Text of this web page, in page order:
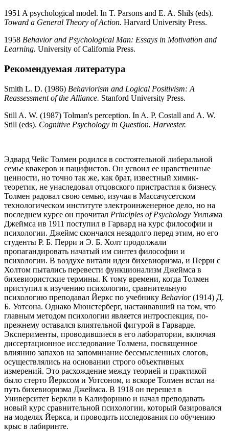
1951 A psychological model. In T. Parsons and E. A. Shils (eds).
Toward a General Theory of Action. Harvard University Press.
1958 Behavior and Psychological Man: Essays in Motivation and
Learning. University of California Press.
Рекомендуемая литература
Smith L. D. (1986) Behaviorism and Logical Positivism: A
Reassessment of the Alliance. Stanford University Press.
Still A. W. (1987) Tolman's perception. In A. P. Costall and A. W.
Still (eds). Cognitive Psychology in Question. Harvester.
Эдвард Чейс Толмен родился в состоятельной либеральной
семье квакеров и пацифистов. Он усвоил ее нравственные
ценности, но точно так же, как брат, известный химик-
теоретик, не унаследовал отцовского пристрастия к бизнесу.
Толмен радовал свою семью, изучая в Массачусетском
технологическом институте электроинженерное дело, но на
последнем курсе он прочитал Principles of Psychology Уильяма
Джеймса ив 1911 поступил в Гарвард на курс философии и
психологии. Джеймс скончался незадолго перед этим, но его
студенты Р. Б. Перри и Э. Б. Холт продолжали
пропагандировать начатый им синтез философии и
психологии. В воздухе витали идеи бихевиоризма, и Перри с
Холтом пытались перевести функционализм Джеймса в
бихевиористские термины. К тому времени, когда Толмен
приступил к изучению психологии, сравнительную
психологию преподавал Йеркс по учебнику Behavior(1914) Д.
Б. Уотсона. Однако Мюнстерберг, настаивавший на том, что
главным методом психологии является интроспекция, по-
прежнему оставался влиятельной фигурой в Гарварде.
Эксперименты, проводившиеся в его лаборатории, включая
диссертационное исследование Толмена, посвященное
влиянию запахов на запоминание бессмысленных слогов,
осуществлялись на основании строго объективных
измерений. Это расхождение между теорией и практикой
было стерто Йерксом и Уотсоном, и вскоре Толмен встал на
путь бихевиоризма Джеймса. В 1918 он перешел в
Университет Беркли в Калифорнию и начал преподавать
новый курс сравнительной психологии, который базировался
на моделях Йеркса, и проводить исследования по обучению
крыс в лабиринте.